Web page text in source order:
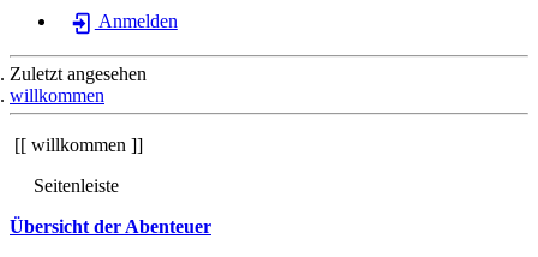
Anmelden
Zuletzt angesehen
willkommen
willkommen
Seitenleiste
Übersicht der Abenteuer